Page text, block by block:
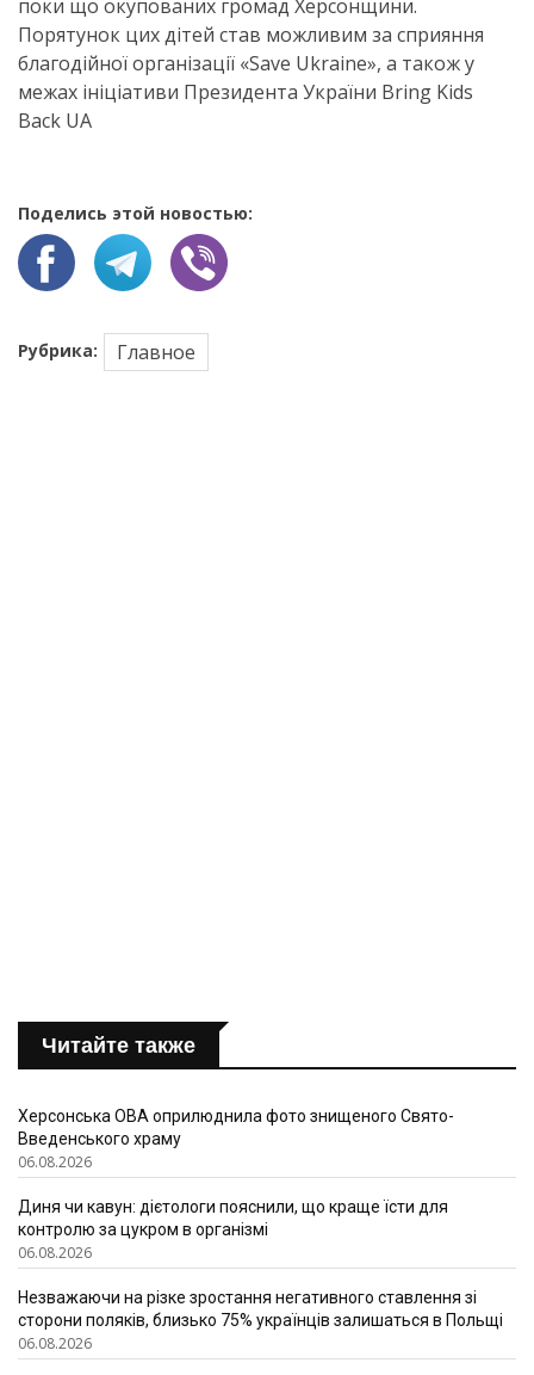
поки що окупованих громад Херсонщини.
Порятунок цих дітей став можливим за сприяння
благодійної організації «Save Ukraine», а також у
межах ініціативи Президента України Bring Kids
Back UA
Поделись этой новостью:
Рубрика: Главное
Читайте также
Херсонська ОВА оприлюднила фото знищеного Свято-
Введенського храму
06.08.2026
Диня чи кавун: дієтологи пояснили, що краще їсти для
контролю за цукром в організмі
06.08.2026
Незважаючи на різке зростання негативного ставлення зі
сторони поляків, близько 75% українців залишаться в Польщі
06.08.2026